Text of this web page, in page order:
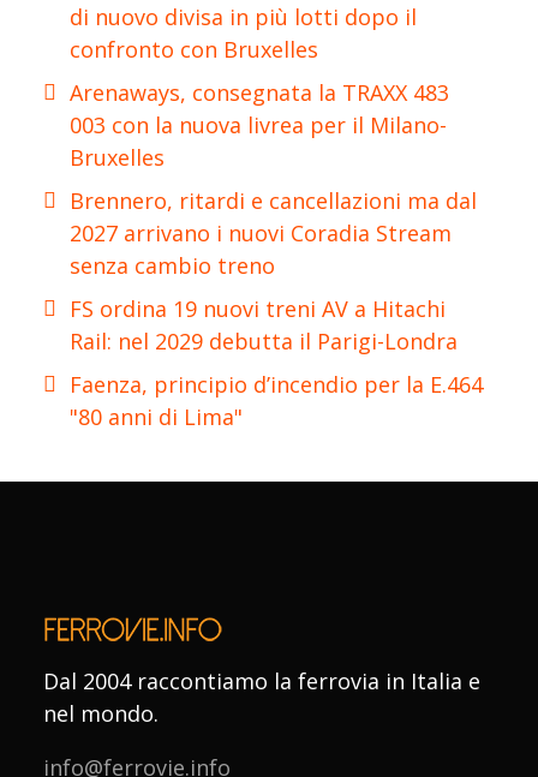
di nuovo divisa in più lotti dopo il
confronto con Bruxelles
Arenaways, consegnata la TRAXX 483
003 con la nuova livrea per il Milano-
Bruxelles
Brennero, ritardi e cancellazioni ma dal
2027 arrivano i nuovi Coradia Stream
senza cambio treno
FS ordina 19 nuovi treni AV a Hitachi
Rail: nel 2029 debutta il Parigi-Londra
Faenza, principio d’incendio per la E.464
"80 anni di Lima"
Dal 2004 raccontiamo la ferrovia in Italia e
nel mondo.
info@ferrovie.info